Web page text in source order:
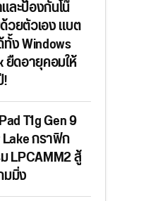
ะป้องกันโน๊
วยตัวเอง แบต
ง Windows
ยืดอายุคอมให้
!
T1g Gen 9
กราฟิก
LPCAMM2 สู้
มมิ่ง